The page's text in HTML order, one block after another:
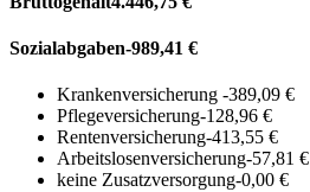
Sozialabgaben-989,41 €
Krankenversicherung -389,09 €
Pflegeversicherung-128,96 €
Rentenversicherung-413,55 €
Arbeitslosenversicherung-57,81 €
keine Zusatzversorgung-0,00 €